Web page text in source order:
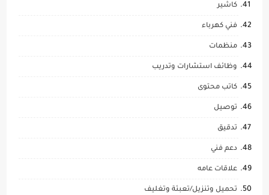
كاشير
فني كهرباء
منظمات
وظائف استشارات وتدريب
كاتب محتوى
توصيل
تدقيق
دعم فني
علاقات عامه
تحميل وتنزيل/تعبئة وتغليف